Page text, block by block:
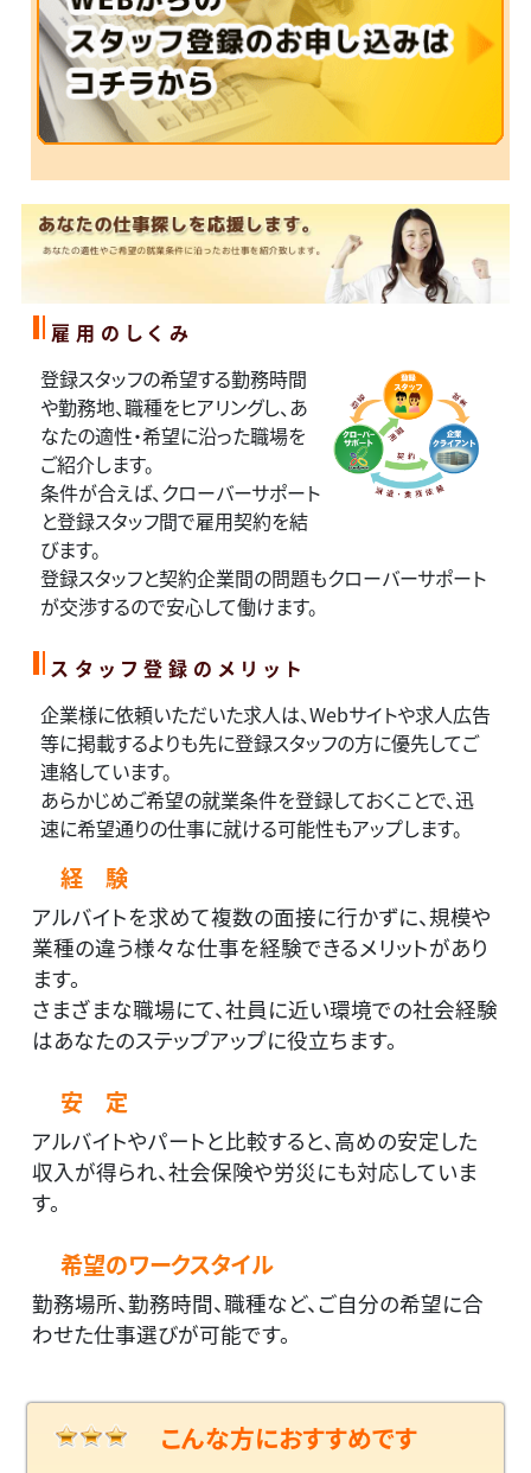
雇用のしくみ
登録スタッフの希望する勤務時間
や勤務地、職種をヒアリングし、あ
なたの適性・希望に沿った職場を
ご紹介します。
条件が合えば、クローバーサポート
と登録スタッフ間で雇用契約を結
びます。
登録スタッフと契約企業間の問題もクローバーサポート
が交渉するので安心して働けます。
スタッフ登録のメリット
企業様に依頼いただいた求人は、Webサイトや求人広告
等に掲載するよりも先に登録スタッフの方に優先してご
連絡しています。
あらかじめご希望の就業条件を登録しておくことで、迅
速に希望通りの仕事に就ける可能性もアップします。
経 験
アルバイトを求めて複数の面接に行かずに、規模や
業種の違う様々な仕事を経験できるメリットがあり
ます。
さまざまな職場にて、社員に近い環境での社会経験
はあなたのステップアップに役立ちます。
安 定
アルバイトやパートと比較すると、高めの安定した
収入が得られ、社会保険や労災にも対応していま
す。
希望のワークスタイル
勤務場所、勤務時間、職種など、ご自分の希望に合
わせた仕事選びが可能です。
こんな方におすすめです